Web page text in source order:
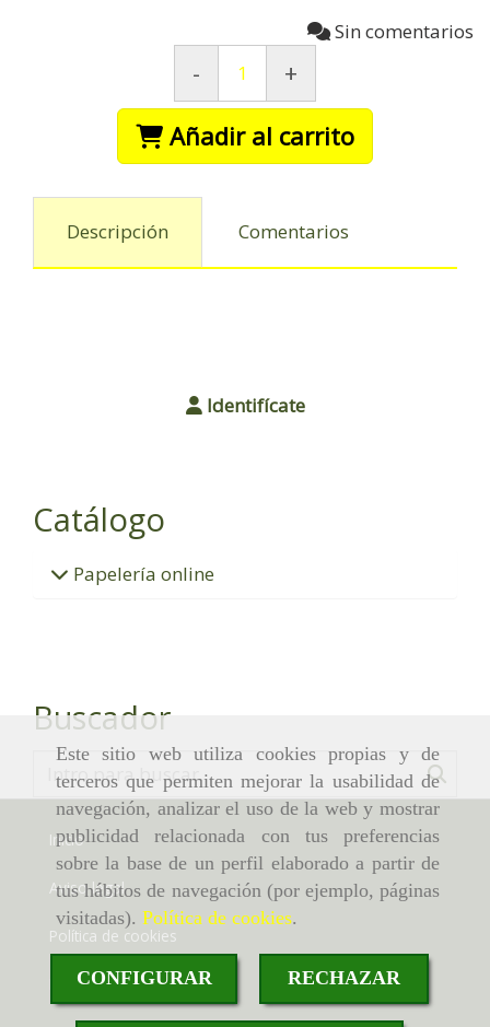
Este sitio web utiliza cookies propias y de
terceros que permiten mejorar la usabilidad de
navegación, analizar el uso de la web y mostrar
publicidad relacionada con tus preferencias
sobre la base de un perfil elaborado a partir de
tus hábitos de navegación (por ejemplo, páginas
visitadas). Política de cookies.
CONFIGURAR RECHAZAR
Sin comentarios
-
+
Añadir al carrito
Descripción Comentarios
Identifícate
Catálogo
Papelería online
Buscador
Inicio
Aviso legal
Política de cookies
Política de privacidad